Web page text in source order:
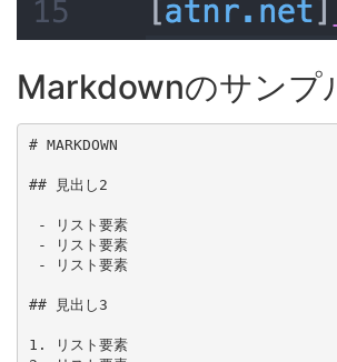
Markdownのサンプ
# MARKDOWN
## 見出し2
- リスト要素
- リスト要素
- リスト要素
## 見出し3
1. リスト要素